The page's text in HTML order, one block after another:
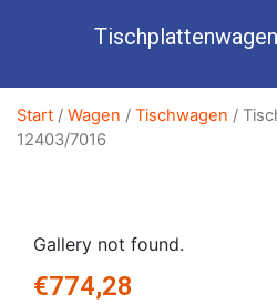
Start / Wagen / Tischwagen /
12403/7016
Gallery not found.
€774,28